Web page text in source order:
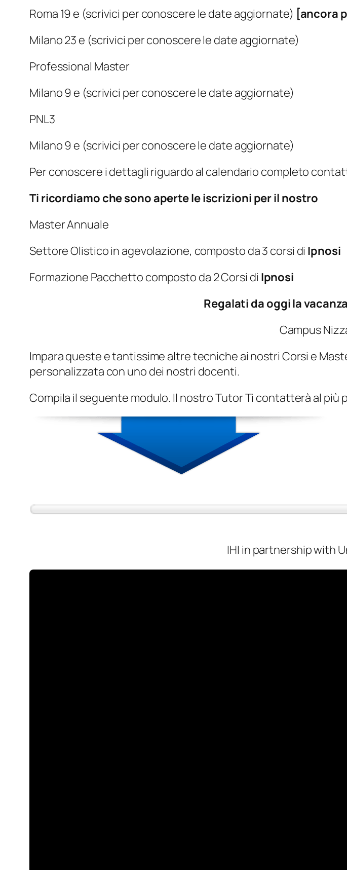
Roma 19 e (scrivici per conoscere le date aggiornate) [ancora
Milano 23 e (scrivici per conoscere le date aggiornate)
Professional Master
Milano 9 e (scrivici per conoscere le date aggiornate)
PNL3
Milano 9 e (scrivici per conoscere le date aggiornate)
Per conoscere i dettagli riguardo al calendario completo
Ti ricordiamo che sono aperte le iscrizioni per il nostro
Master Annuale
Settore Olistico in agevolazione, composto da 3 corsi di Ipnosi
Formazione Pacchetto composto da 2 Corsi di Ipnosi
Regalati da oggi la
Campus
Impara queste e tantissime altre tecniche ai nostri Corsi e
personalizzata con uno dei nostri docenti.
Compila il seguente modulo. Il nostro Tutor Ti contatterà al
IHI in partnership with